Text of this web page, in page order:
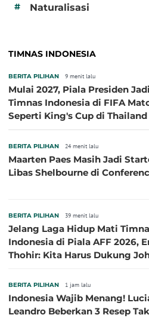
# Naturalisasi
TIMNAS INDONESIA
BERITA PILIHAN 9 menit lalu
Mulai 2027, Piala Presiden
Timnas Indonesia di FIFA
Seperti King's Cup di Thailand
BERITA PILIHAN 24 menit lalu
Maarten Paes Masih Jadi
Libas Shelbourne di
BERITA PILIHAN 39 menit lalu
Jelang Laga Hidup Mati
Indonesia di Piala AFF 2026,
Thohir: Kita Harus Dukung
BERITA PILIHAN 1 jam lalu
Indonesia Wajib Menang!
Leandro Beberkan 3 Resep